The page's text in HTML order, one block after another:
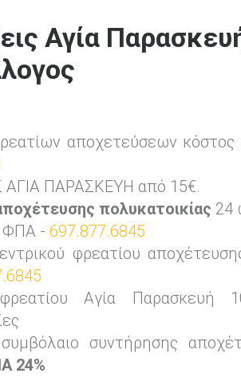
Αγία
αποχετεύσεων κόστος
ΠΑΡΑΣΚΕΥΗ από 15€.
πολυκατοικίας 24
ΦΠΑ - 697.877.6845
φρεατίου
Αγία Παρασκευή
συντήρησης
24%